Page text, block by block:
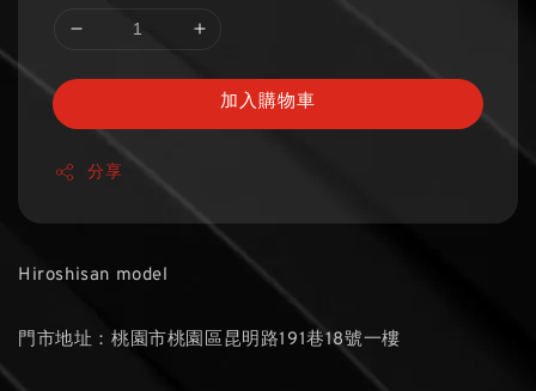
加入購物車
分享
Hiroshisan model
門市地址：桃園市桃園區昆明路191巷18號一樓